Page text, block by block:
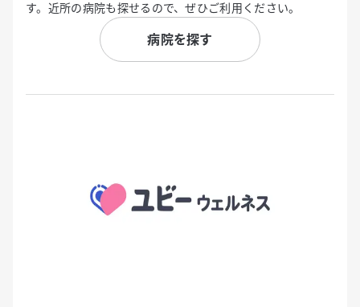
す。近所の病院も探せるので、ぜひご利用ください。
病院を探す